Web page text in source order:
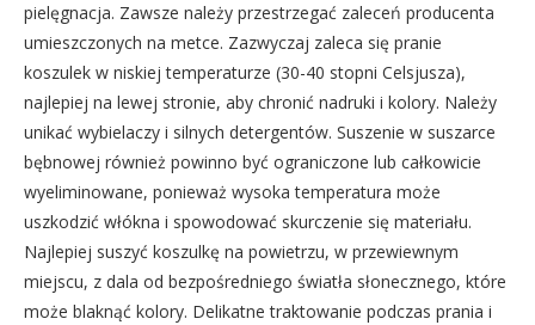
pielęgnacja. Zawsze należy przestrzegać zaleceń producenta
umieszczonych na metce. Zazwyczaj zaleca się pranie
koszulek w niskiej temperaturze (30-40 stopni Celsjusza),
najlepiej na lewej stronie, aby chronić nadruki i kolory. Należy
unikać wybielaczy i silnych detergentów. Suszenie w suszarce
bębnowej również powinno być ograniczone lub całkowicie
wyeliminowane, ponieważ wysoka temperatura może
uszkodzić włókna i spowodować skurczenie się materiału.
Najlepiej suszyć koszulkę na powietrzu, w przewiewnym
miejscu, z dala od bezpośredniego światła słonecznego, które
może blaknąć kolory. Delikatne traktowanie podczas prania i